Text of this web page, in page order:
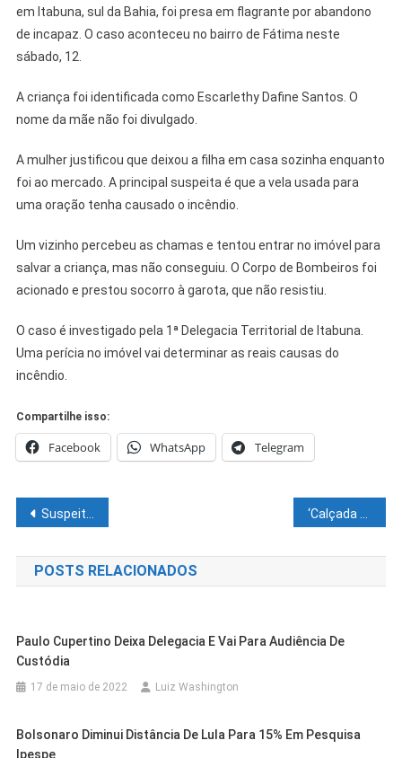
em Itabuna, sul da Bahia, foi presa em flagrante por abandono
de incapaz. O caso aconteceu no bairro de Fátima neste
sábado, 12.
A criança foi identificada como Escarlethy Dafine Santos. O
nome da mãe não foi divulgado.
A mulher justificou que deixou a filha em casa sozinha enquanto
foi ao mercado. A principal suspeita é que a vela usada para
uma oração tenha causado o incêndio.
Um vizinho percebeu as chamas e tentou entrar no imóvel para
salvar a criança, mas não conseguiu. O Corpo de Bombeiros foi
acionado e prestou socorro à garota, que não resistiu.
O caso é investigado pela 1ª Delegacia Territorial de Itabuna.
Uma perícia no imóvel vai determinar as reais causas do
incêndio.
Compartilhe isso:
Facebook WhatsApp Telegram
Navegação
de
Post
Suspeito de matar palmeirense diz que foi agredido por torcedores e não sabe se fez disparo ‘Calçada da Fama’: Prefeitura de Juazeiro continua homenageando ex-atletas no Estádio Adauto Moraes
POSTS RELACIONADOS
Paulo Cupertino Deixa Delegacia E Vai Para Audiência De
Custódia
17 de maio de 2022 Luiz Washington
Bolsonaro Diminui Distância De Lula Para 15% Em Pesquisa
Ipespe